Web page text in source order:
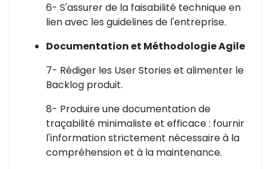
6- S'assurer de la faisabilité technique en
lien avec les guidelines de l'entreprise.
Documentation et Méthodologie Agile
7- Rédiger les User Stories et alimenter le
Backlog produit.
8- Produire une documentation de
traçabilité minimaliste et efficace : fournir
l'information strictement nécessaire à la
compréhension et à la maintenance.